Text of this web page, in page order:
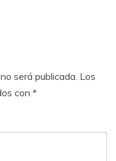
será publicada. Los
con *